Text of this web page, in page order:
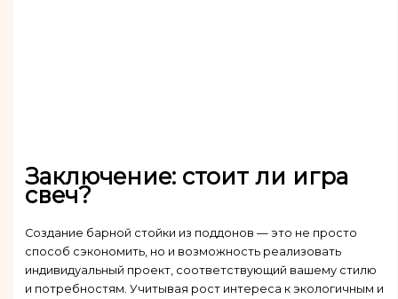
Заключение: стоит ли игра
свеч?
Создание барной стойки из поддонов — это не просто
способ сэкономить, но и возможность реализовать
индивидуальный проект, соответствующий вашему стилю
и потребностям. Учитывая рост интереса к экологичным и